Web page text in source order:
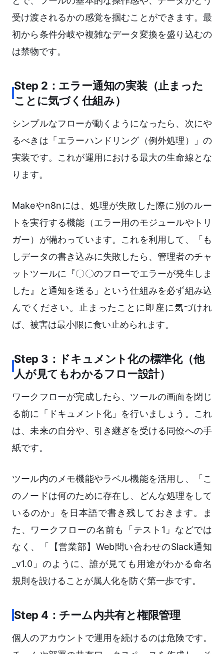
受け渡されるかの感覚を掴むことができます。最
初から条件分岐や複雑なデータ変換を盛り込むの
は禁物です。
Step 2：エラー通知の実装（止まった
ことに気づく仕組み）
シンプルなフローが動くようになったら、次にや
るべきは「エラーハンドリング（例外処理）」の
実装です。これが運用における最大の生命線とな
ります。
Makeやn8nには、処理が失敗した際に別のルー
トを実行する機能（エラー用のモジュールやトリ
ガー）が備わっています。これを利用して、「も
しデータの書き込みに失敗したら、管理者のチャ
ットツールに『〇〇のフローでエラーが発生しま
した』と通知を送る」という仕組みを必ず組み込
んでください。止まったことに即座に気づけれ
ば、被害は最小限に食い止められます。
Step 3：ドキュメント化の標準化（他
人が見てもわかるフロー設計）
ワークフローが完成したら、ツールの画面を閉じ
る前に「ドキュメント化」を行いましょう。これ
は、未来の自分や、引き継ぎを受ける同僚への手
紙です。
ツール内のメモ機能やラベル機能を活用し、「こ
のノードは何のために存在し、どんな処理をして
いるのか」を日本語で書き残しておきます。ま
た、ワークフローの名前も「テスト1」などでは
なく、「【営業部】Web問い合わせのSlack通知
_v1.0」のように、誰が見ても用途がわかる命名
規則を設けることが属人化を防ぐ第一歩です。
Step 4：チーム内共有と権限管理
個人のアカウントで運用を続けるのは危険です。